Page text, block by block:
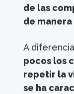
de las
de
A
pocos los
repetir la
se ha